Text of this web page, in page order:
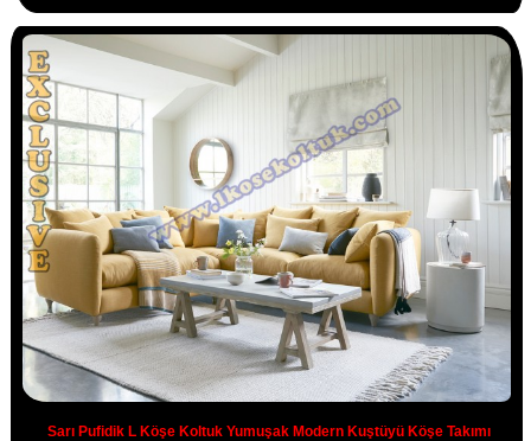
Sarı Pufidik L Köşe Koltuk Yumuşak Modern Kuştüyü Köşe Takımı